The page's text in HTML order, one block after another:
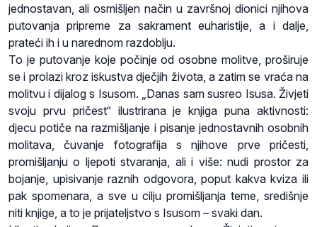
jednostavan, ali osmišljen način u završnoj dionici njihova
putovanja pripreme za sakrament euharistije, a i dalje,
prateći ih i u narednom razdoblju.
To je putovanje koje počinje od osobne molitve, proširuje
se i prolazi kroz iskustva dječjih života, a zatim se vraća na
molitvu i dijalog s Isusom. „Danas sam susreo Isusa. Živjeti
svoju prvu pričest“ ilustrirana je knjiga puna aktivnosti:
djecu potiče na razmišljanje i pisanje jednostavnih osobnih
molitava, čuvanje fotografija s njihove prve pričesti,
promišljanju o ljepoti stvaranja, ali i više: nudi prostor za
bojanje, upisivanje raznih odgovora, poput kakva kviza ili
pak spomenara, a sve u cilju promišljanja teme, središnje
niti knjige, a to je prijateljstvo s Isusom – svaki dan.